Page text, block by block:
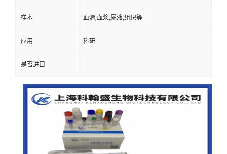
样本 血清,血浆,尿液,组织等
应用 科研
是否进口